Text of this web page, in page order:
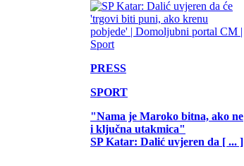
PRESS
SPORT
"Nama je Maroko bitna, ako ne
i ključna utakmica"
SP Katar: Dalić uvjeren da [ ... ]